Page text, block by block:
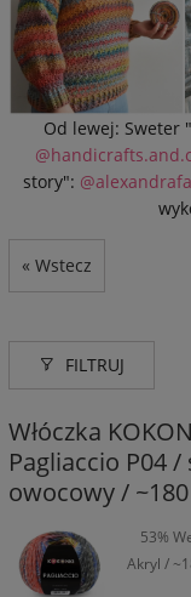
Od lewej: Sweter
story":
« Wstecz
FILTRUJ
Włóczka
Pagliaccio P04
owocowy /
53%
Akryl /